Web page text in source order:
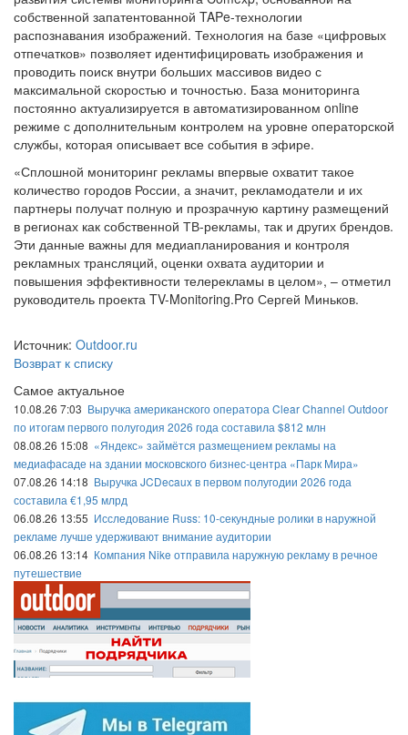
собственной запатентованной TAPe-технологии
распознавания изображений. Технология на базе «цифровых
отпечатков» позволяет идентифицировать изображения и
проводить поиск внутри больших массивов видео с
максимальной скоростью и точностью. База мониторинга
постоянно актуализируется в автоматизированном online
режиме с дополнительным контролем на уровне операторской
службы, которая описывает все события в эфире.
«Сплошной мониторинг рекламы впервые охватит такое
количество городов России, а значит, рекламодатели и их
партнеры получат полную и прозрачную картину размещений
в регионах как собственной ТВ-рекламы, так и других брендов.
Эти данные важны для медиапланирования и контроля
рекламных трансляций, оценки охвата аудитории и
повышения эффективности телерекламы в целом», – отметил
руководитель проекта TV-Monitoring.Pro Сергей Миньков.
Источник: Outdoor.ru
Возврат к списку
Самое актуальное
10.08.26 7:03 Выручка американского оператора Clear Channel Outdoor
по итогам первого полугодия 2026 года составила $812 млн
08.08.26 15:08 «Яндекс» займётся размещением рекламы на
медиафасаде на здании московского бизнес-центра «Парк Мира»
07.08.26 14:18 Выручка JCDecaux в первом полугодии 2026 года
составила €1,95 млрд
06.08.26 13:55 Исследование Russ: 10-секундные ролики в наружной
рекламе лучше удерживают внимание аудитории
06.08.26 13:14 Компания Nike отправила наружную рекламу в речное
путешествие